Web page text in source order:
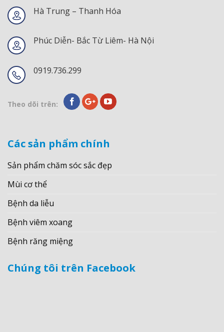
Hà Trung – Thanh Hóa
Phúc Diễn- Bắc Từ Liêm- Hà Nội
0919.736.299
Theo dõi trên:
Các sản phẩm chính
Sản phẩm chăm sóc sắc đẹp
Mùi cơ thể
Bệnh da liễu
Bệnh viêm xoang
Bệnh răng miệng
Chúng tôi trên Facebook